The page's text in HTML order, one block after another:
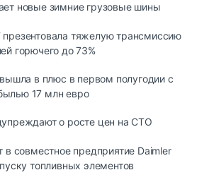
новые зимние грузовые шины
тяжелую трансмиссию
горючего до 73%
в плюс в первом полугодии с
17 млн евро
о росте цен на СТО
в совместное предприятие Daimler
топливных элементов